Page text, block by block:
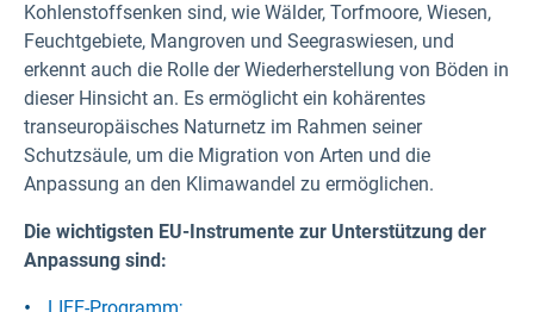
Kohlenstoffsenken sind, wie Wälder, Torfmoore, Wiesen,
Feuchtgebiete, Mangroven und Seegraswiesen, und
erkennt auch die Rolle der Wiederherstellung von Böden in
dieser Hinsicht an. Es ermöglicht ein kohärentes
transeuropäisches Naturnetz im Rahmen seiner
Schutzsäule, um die Migration von Arten und die
Anpassung an den Klimawandel zu ermöglichen.
Die wichtigsten EU-Instrumente zur Unterstützung der
Anpassung sind: